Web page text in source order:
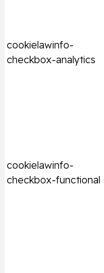
cookielawinfo-
checkbox-analytics
cookielawinfo-
checkbox-functional